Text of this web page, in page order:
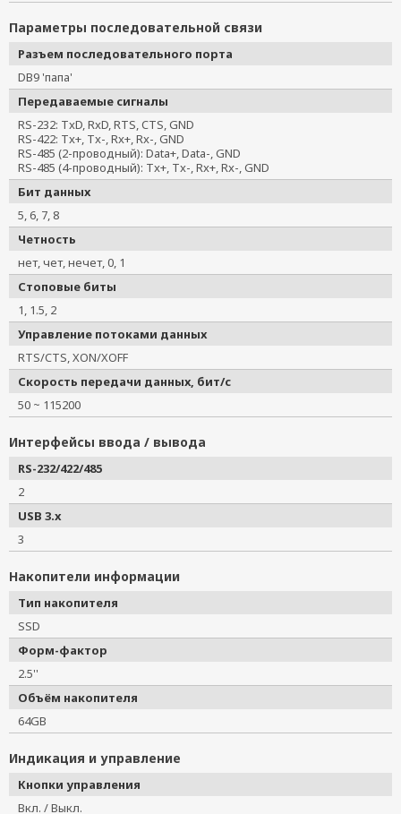
Параметры последовательной связи
Разъем последовательного порта
DB9 'папа'
Передаваемые сигналы
RS-232: TxD, RxD, RTS, CTS, GND
RS-422: Tx+, Tx-, Rx+, Rx-, GND
RS-485 (2-проводный): Data+, Data-, GND
RS-485 (4-проводный): Tx+, Tx-, Rx+, Rx-, GND
Бит данных
5, 6, 7, 8
Четность
нет, чет, нечет, 0, 1
Стоповые биты
1, 1.5, 2
Управление потоками данных
RTS/CTS, XON/XOFF
Скорость передачи данных, бит/с
50 ~ 115200
Интерфейсы ввода / вывода
RS-232/422/485
2
USB 3.x
3
Накопители информации
Тип накопителя
SSD
Форм-фактор
2.5''
Объём накопителя
64GB
Индикация и управление
Кнопки управления
Вкл. / Выкл.